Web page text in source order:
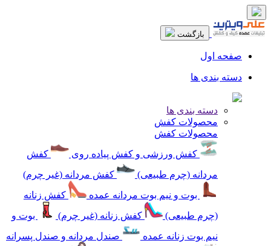
بازگشت
صفحه اول
دسته بندی ها
دسته بندی ها
محصولات کفش
محصولات کفش
کفش ورزشی و کفش پیاده روی
کفش
مردانه (چرم طبیعی)
کفش مردانه (غیر چرم)
بوت و نیم بوت مردانه عمده
کفش زنانه
(چرم طبیعی)
کفش زنانه (غیر چرم)
بوت و
نیم بوت زنانه عمده
صندل مردانه و صندل پسرانه